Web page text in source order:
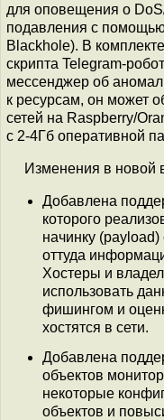
для оповещения о
подавления с
Blackhole). В
скрипта Telegram-
мессенджер об
к ресурсам, он может
сетей на Raspberry/
с 2-4Гб оперативной
Изменения в новой
Добавлена
которого
начинку (payload)
оттуда
Хостеры и
использовать
фишингом и
хостятся в сети.
Добавлена
объектов
некоторые
объектов и